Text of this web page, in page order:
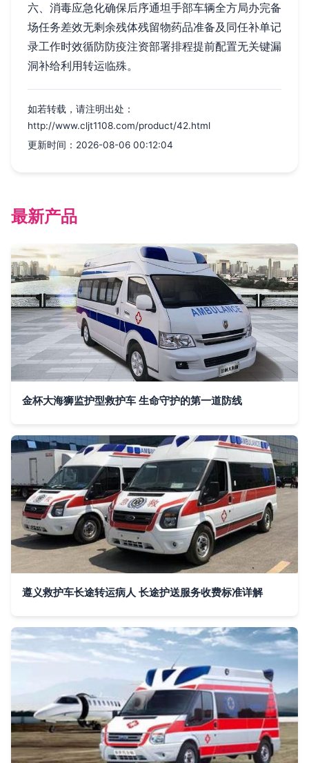
六、消毒应急化确保后序通坦手部车辆全方局办完备
场任务差效无剩余残体残留物药品准备及同任补单记
录工作时效循防防疫注资部署排程提前配置无关键漏
洞补给利用转运临殊。
如若转载，请注明出处：
http://www.cljt1108.com/product/42.html
更新时间：2026-08-06 00:12:04
最新产品
金杯大海狮监护型救护车 生命守护的第一道防线
遵义救护车长途转运病人 长途护送服务收费标准详解